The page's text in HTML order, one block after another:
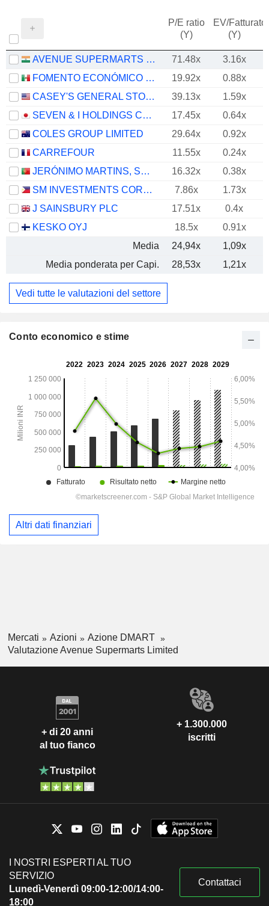
P/E ratio
(Y)
EV/Fatturato
(Y)
AVENUE SUPERMARTS LIMITED 71.48x 3.16x
FOMENTO ECONÓMICO MEXICANO, S.A.B. DE C.V.
19.92x
0.88x
CASEY'S GENERAL STORES, INC.
39.13x 1.59x
SEVEN & I HOLDINGS CO., LTD.
17.45x
0.64x
COLES GROUP LIMITED
29.64x
0.92x
CARREFOUR
11.55x
0.24x
JERÓNIMO MARTINS, SGPS, S.A.
16.32x
0.38x
SM INVESTMENTS CORPORATION
7.86x
1.73x
J SAINSBURY PLC
17.51x
0.4x
KESKO OYJ
18.5x
0.91x
Media
24,94x 1,09x
Media ponderata per Capi.
28,53x 1,21x
Vedi tutte le valutazioni del settore
Conto economico e stime
Altri dati finanziari
Mercati Azioni
Azione DMART
Valutazione Avenue Supermarts Limited
+ di 20 anni
al tuo fianco
+ 1.300.000
iscritti
I NOSTRI ESPERTI AL TUO
SERVIZIO
Lunedì-Venerdì 09:00-12:00/14:00-
18:00
Contattaci